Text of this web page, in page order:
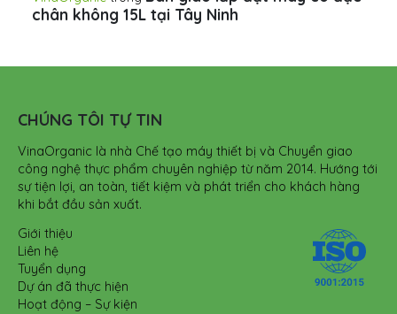
chân không 15L tại Tây Ninh
CHÚNG TÔI TỰ TIN
VinaOrganic là nhà Chế tạo máy thiết bị và Chuyển giao
công nghệ thực phẩm chuyên nghiệp từ năm 2014. Hướng tới
sự tiện lợi, an toàn, tiết kiệm và phát triển cho khách hàng
khi bắt đầu sản xuất.
Giới thiệu
Liên hệ
Tuyển dụng
Dự án đã thực hiện
Hoạt động – Sự kiện